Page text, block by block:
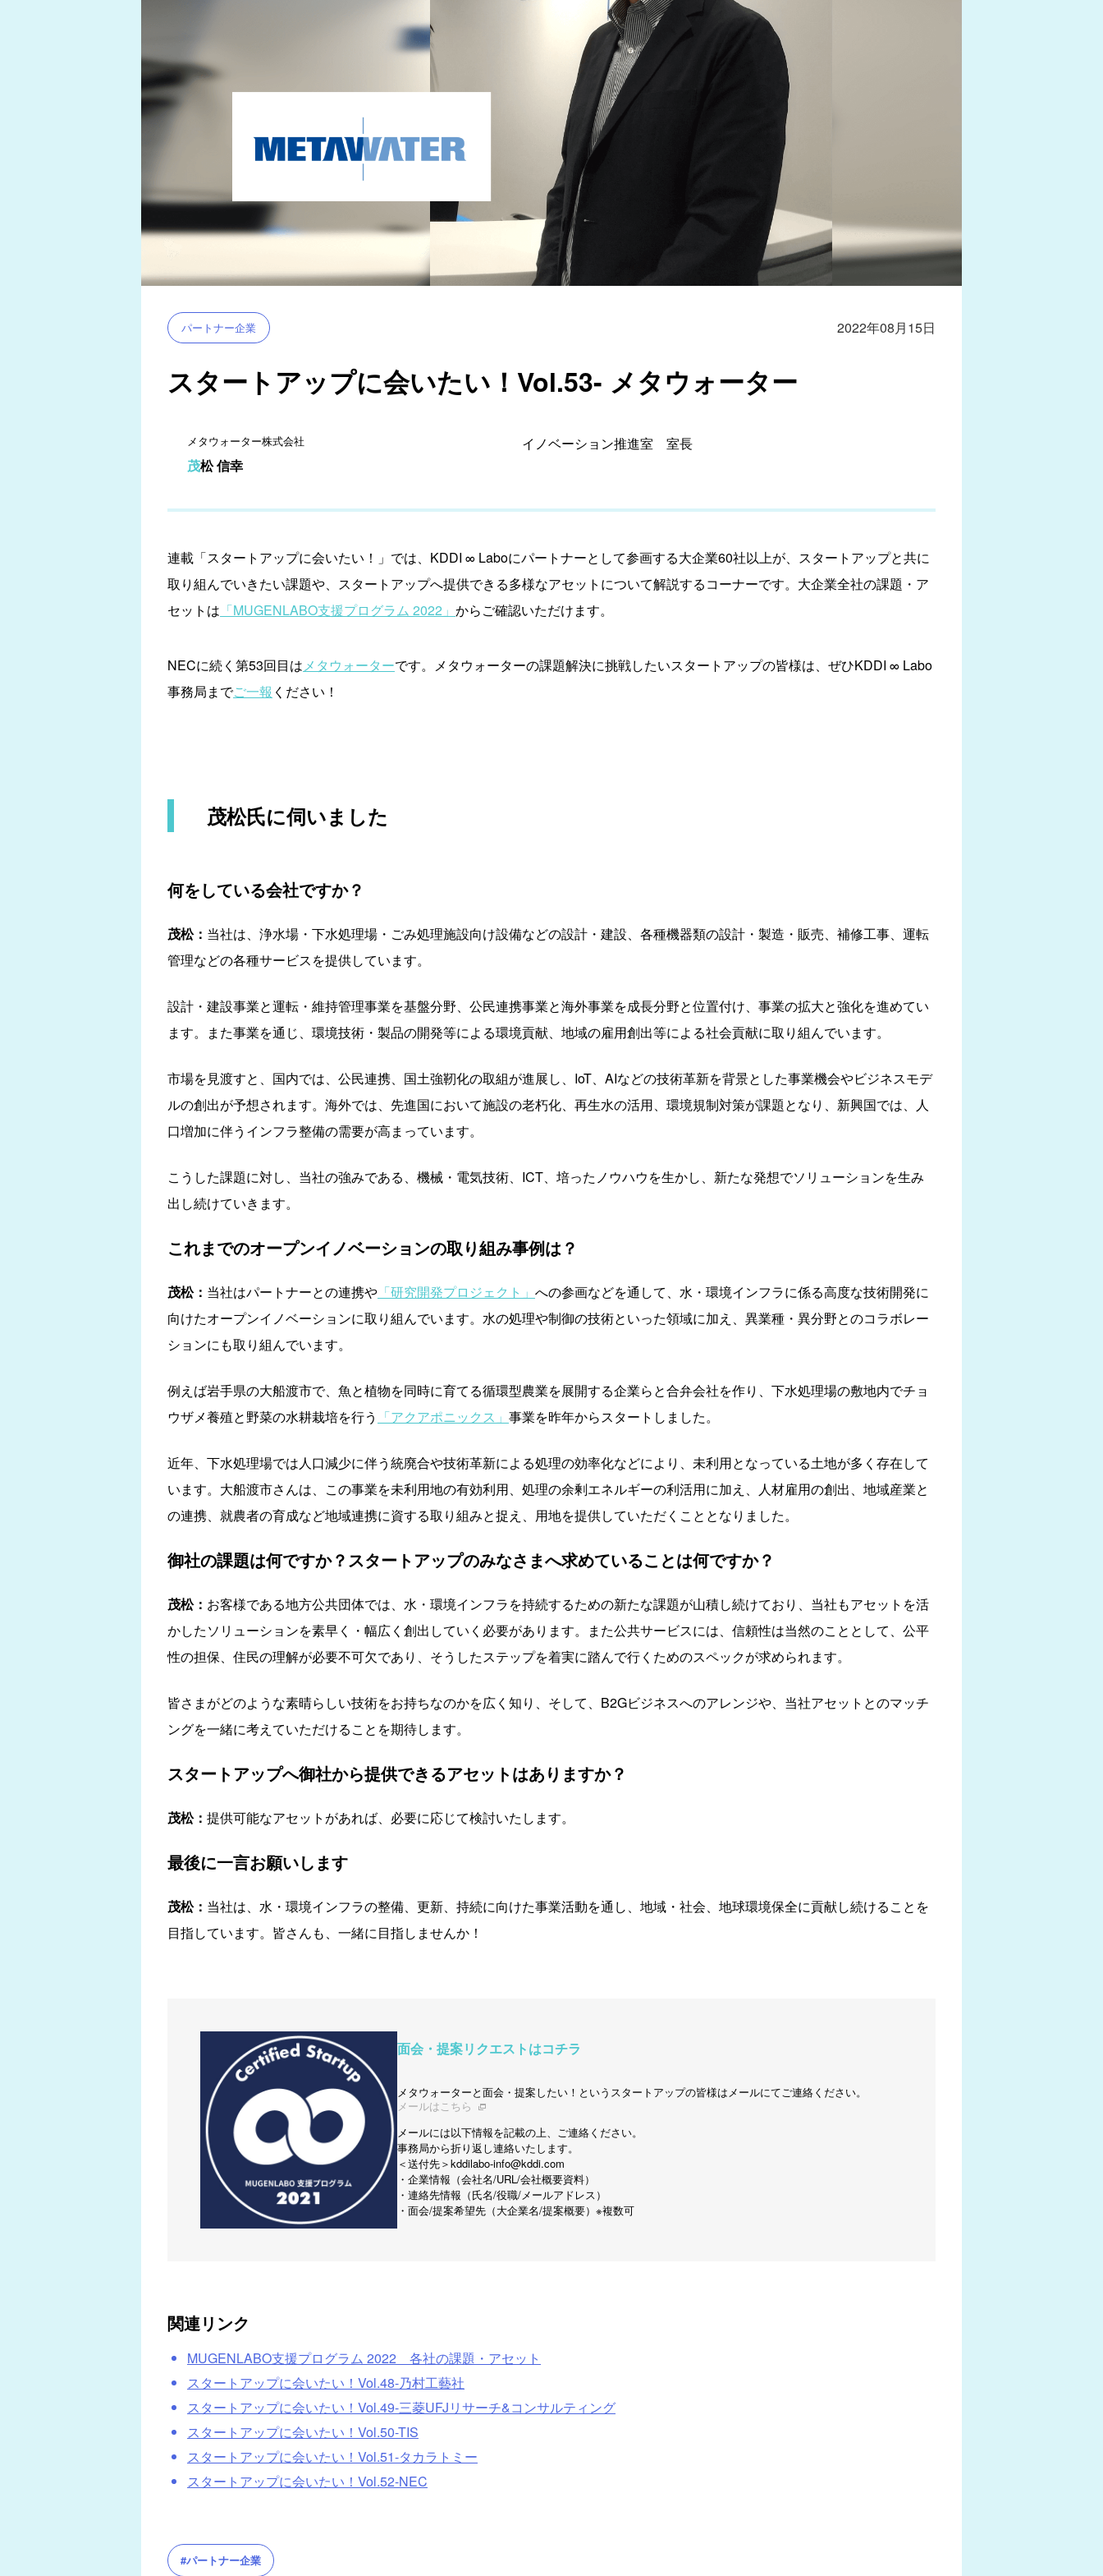
パートナー企業 2022年08月15日
スタートアップに会いたい！Vol.53- メタウォーター
メタウォーター株式会社
茂松 信幸
イノベーション推進室 室長
連載「スタートアップに会いたい！」では、KDDI ∞ Laboにパートナーとして参画する大企業60社以上が、スタートアップと共に
取り組んでいきたい課題や、スタートアップへ提供できる多様なアセットについて解説するコーナーです。大企業全社の課題・ア
セットは 「MUGENLABO支援プログラム 2022」 からご確認いただけます。
NECに続く第53回目はメタウォーターです。メタウォーターの課題解決に挑戦したいスタートアップの皆様は、ぜひKDDI ∞ Labo
事務局までご一報 ください！
茂松氏に伺いました
何をしている会社ですか？
茂松： 当社は、浄水場・下水処理場・ごみ処理施設向け設備などの設計・建設、各種機器類の設計・製造・販売、補修工事、運転
管理などの各種サービスを提供しています。
設計・建設事業と運転・維持管理事業を基盤分野、公民連携事業と海外事業を成長分野と位置付け、事業の拡大と強化を進めてい
ます。また事業を通じ、環境技術・製品の開発等による環境貢献、地域の雇用創出等による社会貢献に取り組んでいます。
市場を見渡すと、国内では、公民連携、国土強靭化の取組が進展し、IoT、AIなどの技術革新を背景とした事業機会やビジネスモデ
ルの創出が予想されます。海外では、先進国において施設の老朽化、再生水の活用、環境規制対策が課題となり、新興国では、人
口増加に伴うインフラ整備の需要が高まっています。
こうした課題に対し、当社の強みである、機械・電気技術、ICT、培ったノウハウを生かし、新たな発想でソリューションを生み
出し続けていきます。
これまでのオープンイノベーションの取り組み事例は？
茂松： 当社はパートナーとの連携や 「研究開発プロジェクト」 への参画などを通して、水・環境インフラに係る高度な技術開発に
向けたオープンイノベーションに取り組んでいます。水の処理や制御の技術といった領域に加え、異業種・異分野とのコラボレー
ションにも取り組んでいます。
例えば岩手県の大船渡市で、魚と植物を同時に育てる循環型農業を展開する企業らと合弁会社を作り、下水処理場の敷地内でチョ
ウザメ養殖と野菜の水耕栽培を行う 「アクアポニックス」 事業を昨年からスタートしました。
近年、下水処理場では人口減少に伴う統廃合や技術革新による処理の効率化などにより、未利用となっている土地が多く存在して
います。大船渡市さんは、この事業を未利用地の有効利用、処理の余剰エネルギーの利活用に加え、人材雇用の創出、地域産業と
の連携、就農者の育成など地域連携に資する取り組みと捉え、用地を提供していただくこととなりました。
御社の課題は何ですか？スタートアップのみなさまへ求めていることは何ですか？
茂松： お客様である地方公共団体では、水・環境インフラを持続するための新たな課題が山積し続けており、当社もアセットを活
かしたソリューションを素早く・幅広く創出していく必要があります。また公共サービスには、信頼性は当然のこととして、公平
性の担保、住民の理解が必要不可欠であり、そうしたステップを着実に踏んで行くためのスペックが求められます。
皆さまがどのような素晴らしい技術をお持ちなのかを広く知り、そして、B2Gビジネスへのアレンジや、当社アセットとのマッチ
ングを一緒に考えていただけることを期待します。
スタートアップへ御社から提供できるアセットはありますか？
茂松： 提供可能なアセットがあれば、必要に応じて検討いたします。
最後に一言お願いします
茂松： 当社は、水・環境インフラの整備、更新、持続に向けた事業活動を通し、地域・社会、地球環境保全に貢献し続けることを
目指しています。皆さんも、一緒に目指しませんか！
面会・提案リクエストはコチラ
メタウォーターと面会・提案したい！というスタートアップの皆様はメールにてご連絡ください。
メールはこちら
メールには以下情報を記載の上、ご連絡ください。
事務局から折り返し連絡いたします。
＜送付先＞kddilabo-info@kddi.com
・企業情報（会社名/URL/会社概要資料）
・連絡先情報（氏名/役職/メールアドレス）
・面会/提案希望先（大企業名/提案概要）※複数可
関連リンク
MUGENLABO支援プログラム 2022 各社の課題・アセット
スタートアップに会いたい！Vol.48-乃村工藝社
スタートアップに会いたい！Vol.49-三菱UFJリサーチ&コンサルティング
スタートアップに会いたい！Vol.50-TIS
スタートアップに会いたい！Vol.51-タカラトミー
スタートアップに会いたい！Vol.52-NEC
#パートナー企業